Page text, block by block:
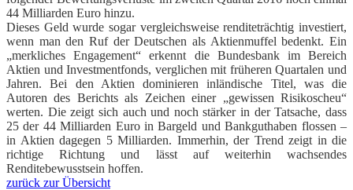
44 Milliarden Euro hinzu.
Dieses Geld wurde sogar vergleichsweise renditeträchtig investiert,
wenn man den Ruf der Deutschen als Aktienmuffel bedenkt. Ein
„merkliches Engagement“ erkennt die Bundesbank im Bereich
Aktien und Investmentfonds, verglichen mit früheren Quartalen und
Jahren. Bei den Aktien dominieren inländische Titel, was die
Autoren des Berichts als Zeichen einer „gewissen Risikoscheu“
werten. Die zeigt sich auch und noch stärker in der Tatsache, dass
25 der 44 Milliarden Euro in Bargeld und Bankguthaben flossen –
in Aktien dagegen 5 Milliarden. Immerhin, der Trend zeigt in die
richtige Richtung und lässt auf weiterhin wachsendes
Renditebewusstsein hoffen.
zurück zur Übersicht